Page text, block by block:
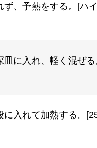
ず、予熱をする。[ハ
に入れ、軽く混ぜる
に入れて加熱する。